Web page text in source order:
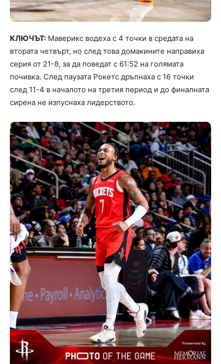
КЛЮЧЪТ: Маверикс водеха с 4 точки в средата на
втората четвърт, но след това домакините направиха
серия от 21-8, за да поведат с 61:52 на голямата
почивка. След паузата Рокетс дръпнаха с 16 точки
след 11-4 в началото на третия период и до финалната
сирена не изпуснаха лидерството.